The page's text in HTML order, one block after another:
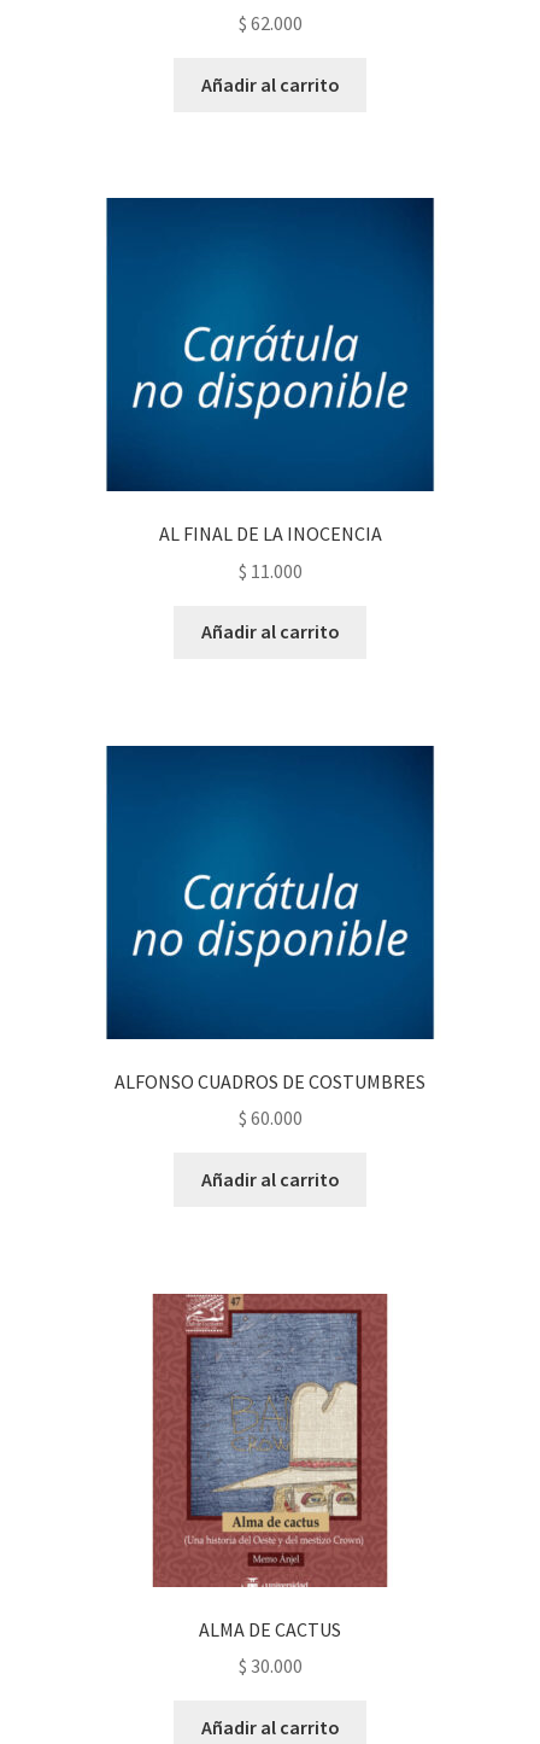
$ 62.000
Añadir al carrito
AL FINAL DE LA INOCENCIA
$ 11.000
Añadir al carrito
ALFONSO CUADROS DE COSTUMBRES
$ 60.000
Añadir al carrito
ALMA DE CACTUS
$ 30.000
Añadir al carrito